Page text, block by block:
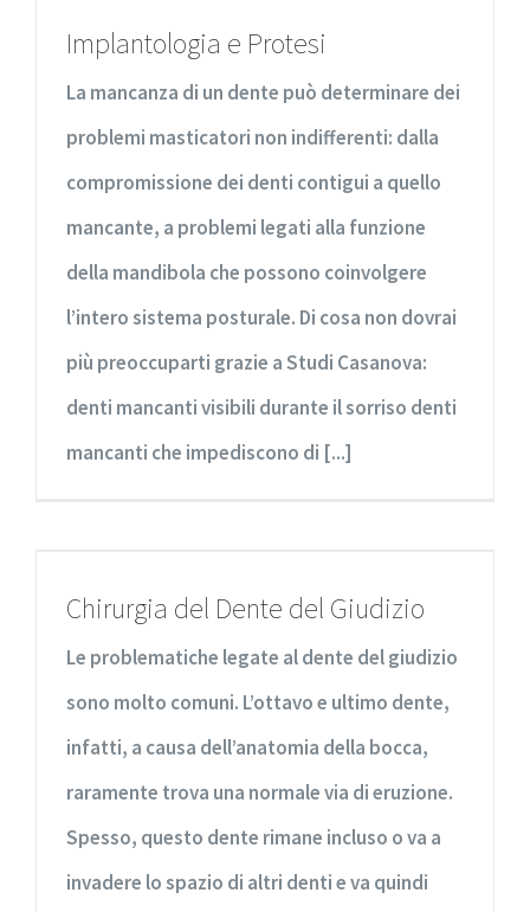
Implantologia e Protesi
La mancanza di un dente può determinare dei
problemi masticatori non indifferenti: dalla
compromissione dei denti contigui a quello
mancante, a problemi legati alla funzione
della mandibola che possono coinvolgere
l’intero sistema posturale. Di cosa non dovrai
più preoccuparti grazie a Studi Casanova:
denti mancanti visibili durante il sorriso denti
mancanti che impediscono di [...]
Chirurgia del Dente del Giudizio
Le problematiche legate al dente del giudizio
sono molto comuni. L’ottavo e ultimo dente,
infatti, a causa dell’anatomia della bocca,
raramente trova una normale via di eruzione.
Spesso, questo dente rimane incluso o va a
invadere lo spazio di altri denti e va quindi